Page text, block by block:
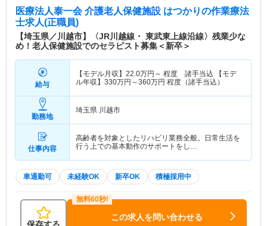
医療法人泰一会 介護老人保健施設 はつかりの作業療法
士求人(正職員)
【埼玉県／川越市】〈JR川越線・ 東武東上線沿線〉残業少な
め！老人保健施設でのセラピスト募集＜新卒＞
給与
【モデル月収】 22.0万円～ 程度 諸手当込 【モデ
ル年収】 330万円～360万円 程度（諸手当込）
勤務地
埼玉県 川越市
仕事内容
高齢者を対象としたリハビリ業務全般。日常生活を
行う上での基本動作のサポートをし…
車通勤可 未経験OK 新卒OK 積極採用中
この求人を問い合わせる